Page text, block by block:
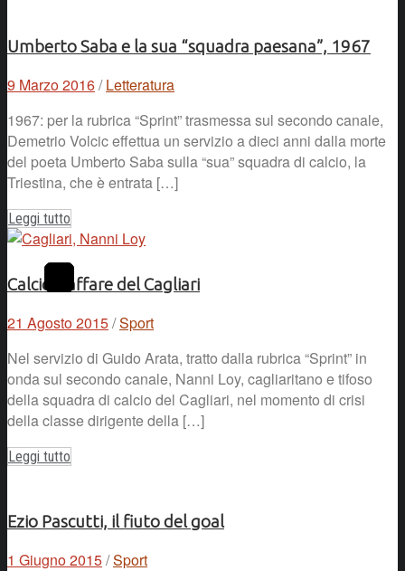
Umberto Saba e la sua “squadra paesana”, 1967
9 Marzo 2016/ Letteratura
1967: per la rubrica “Sprint” trasmessa sul secondo canale,
Demetrio Volcic effettua un servizio a dieci anni dalla morte
del poeta Umberto Saba sulla “sua” squadra di calcio, la
Triestina, che è entrata […]
Leggi tutto
Calcio: l’affare del Cagliari
21 Agosto 2015/Sport
Nel servizio di Guido Arata, tratto dalla rubrica “Sprint” in
onda sul secondo canale, Nanni Loy, cagliaritano e tifoso
della squadra di calcio del Cagliari, nel momento di crisi
della classe dirigente della […]
Leggi tutto
Ezio Pascutti, il fiuto del goal
1 Giugno 2015/Sport